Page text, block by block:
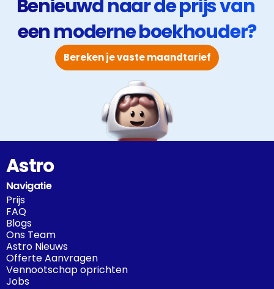
advies, zodat u zich volledig op uw groei kunt
focussen.
Benieuwd naar de prijs van
een moderne boekhouder?
Bereken je vaste maandtarief
Astro
Navigatie
Prijs
FAQ
Blogs
Ons Team
Astro Nieuws
Offerte Aanvragen
Vennootschap oprichten
Jobs